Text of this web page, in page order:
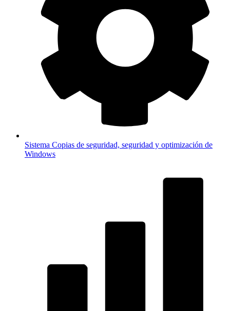
Sistema Copias de seguridad, seguridad y optimización de
Windows